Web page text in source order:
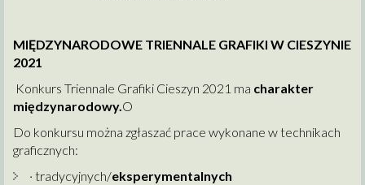
MIĘDZYNARODOWE TRIENNALE GRAFIKI W CIESZYNIE
2021
Konkurs Triennale Grafiki Cieszyn 2021 ma charakter
międzynarodowy.O
Do konkursu można zgłaszać prace wykonane w technikach
graficznych:
· tradycyjnych/eksperymentalnych